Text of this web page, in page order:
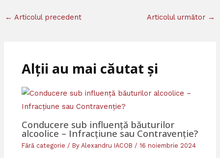
← Articolul precedent Articolul următor →
Alții au mai căutat și
Conducere sub influență băuturilor
alcoolice – Infracțiune sau Contravenție?
Fără categorie / ByAlexandru IACOB /16 noiembrie 2024